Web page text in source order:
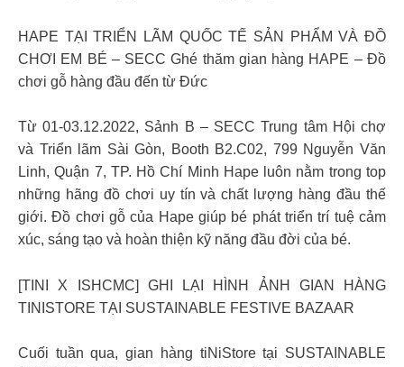
HAPE TẠI TRIỂN LÃM QUỐC TẾ SẢN PHẨM VÀ ĐỒ
CHƠI EM BÉ – SECC Ghé thăm gian hàng HAPE – Đồ
chơi gỗ hàng đầu đến từ Đức
Từ 01-03.12.2022, Sảnh B – SECC Trung tâm Hội chợ
và Triển lãm Sài Gòn, Booth B2.C02, 799 Nguyễn Văn
Linh, Quận 7, TP. Hồ Chí Minh Hape luôn nằm trong top
những hãng đồ chơi uy tín và chất lượng hàng đầu thế
giới. Đồ chơi gỗ của Hape giúp bé phát triển trí tuệ cảm
xúc, sáng tạo và hoàn thiện kỹ năng đầu đời của bé.
[TINI X ISHCMC] GHI LẠI HÌNH ẢNH GIAN HÀNG
TINISTORE TẠI SUSTAINABLE FESTIVE BAZAAR
Cuối tuần qua, gian hàng tiNiStore tại SUSTAINABLE